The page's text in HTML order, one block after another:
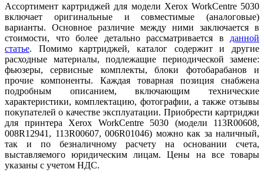
Ассортимент картриджей для модели Xerox WorkCentre 5030
включает оригинальные и совместимые (аналоговые)
варианты. Основное различие между ними заключается в
стоимости, что более детально рассматривается в данной
статье. Помимо картриджей, каталог содержит и другие
расходные материалы, подлежащие периодической замене:
фьюзеры, сервисные комплекты, блоки фотобарабанов и
прочие компоненты. Каждая товарная позиция снабжена
подробным описанием, включающим технические
характеристики, комплектацию, фотографии, а также отзывы
покупателей о качестве эксплуатации. Приобрести картриджи
для принтера Xerox WorkCentre 5030 (модели 113R00608,
008R12941, 113R00607, 006R01046) можно как за наличный,
так и по безналичному расчету на основании счета,
выставляемого юридическим лицам. Цены на все товары
указаны с учетом НДС.